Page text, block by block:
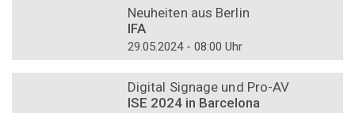
Neuheiten aus Berlin
IFA
29.05.2024 - 08:00 Uhr
Digital Signage und Pro-AV
ISE 2024 in Barcelona